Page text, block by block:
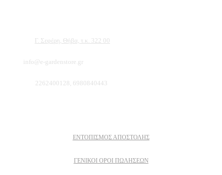
Γ. Σεφέρη, Θήβα, τ.κ. 322 00
info@e-gardenstore.gr
2262400128, 6980840443
ΕΝΤΟΠΙΣΜΟΣ ΑΠΟΣΤΟΛΗΣ
ΓΕΝΙΚΟΙ ΟΡΟΙ ΠΩΛΗΣΕΩΝ